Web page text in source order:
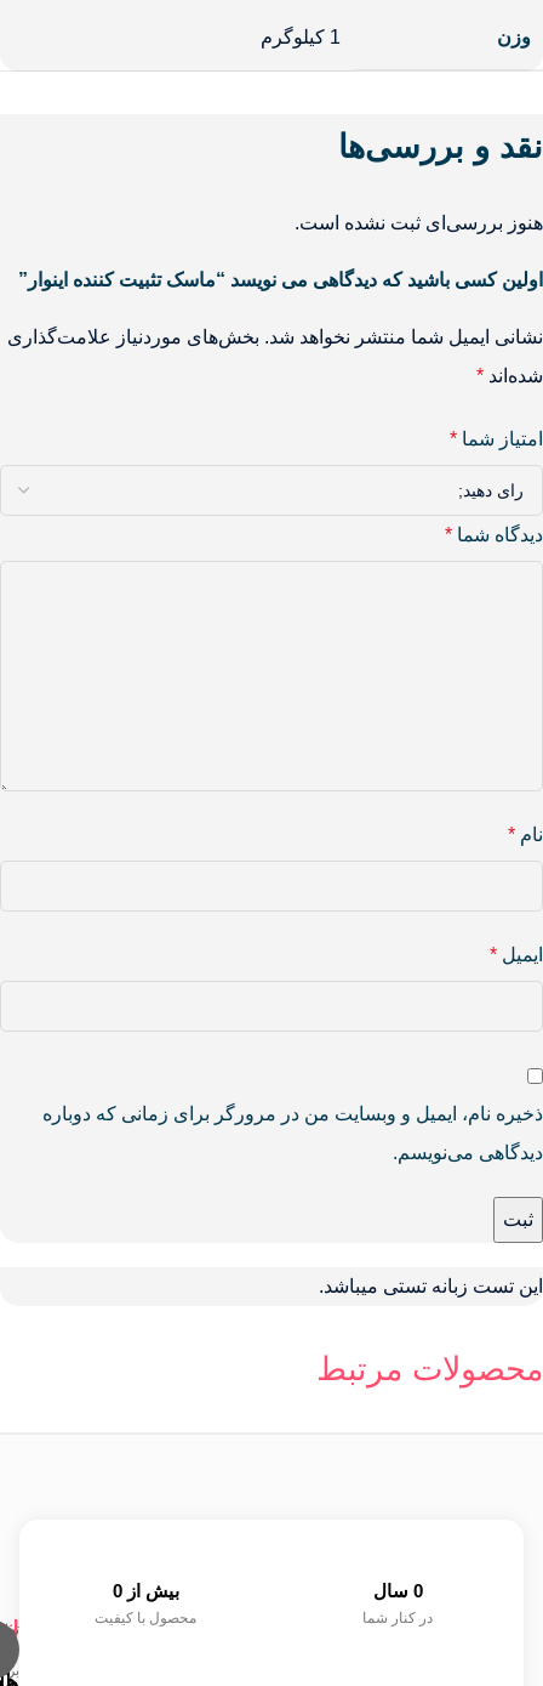
وزن 1 کیلوگرم
نقد و بررسی‌ها
هنوز بررسی‌ای ثبت نشده است.
اولین کسی باشید که دیدگاهی می نویسد “ماسک تثبیت کننده اینوار”
نشانی ایمیل شما منتشر نخواهد شد. بخش‌های موردنیاز علامت‌گذاری
شده‌اند *
امتیاز شما *
دیدگاه شما *
نام *
ایمیل *
ذخیره نام، ایمیل و وبسایت من در مرورگر برای زمانی که دوباره
دیدگاهی می‌نویسم.
این تست زبانه تستی میباشد.
محصولات مرتبط
در کنار شما
0
محصول با کیفیت
بیش از 0